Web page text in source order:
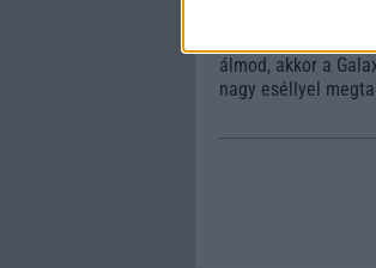
álmod, akkor a
nagy eséllyel